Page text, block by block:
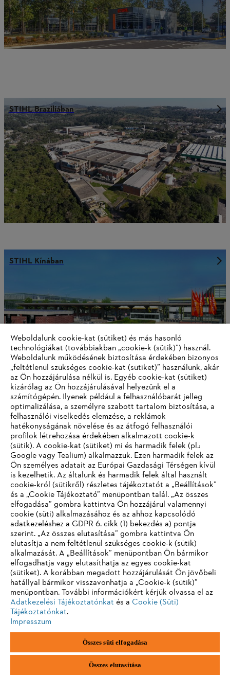
STIHL Brazíliában
STIHL Kínában
STIHL Németországban
Információk a beszállítók számára
Termékek
Kapcsolat
Karrier
Bejelentő rendszer
Adatvédelmi szabályzatCookie információk
ANDREAS STIHL AG & Co. KG ©2023
Weboldalunk cookie-kat (sütiket) és más hasonló
technológiákat (továbbiakban „cookie-k (sütik)”) használ.
Weboldalunk működésének biztosítása érdekében bizonyos
„feltétlenül szükséges cookie-kat (sütiket)” használunk, akár
az Ön hozzájárulása nélkül is. Egyéb cookie-kat (sütiket)
kizárólag az Ön hozzájárulásával helyezünk el a
számítógépén. Ilyenek például a felhasználóbarát jelleg
optimalizálása, a személyre szabott tartalom biztosítása, a
felhasználói viselkedés elemzése, a reklámok
hatékonyságának növelése és az átfogó felhasználói
profilok létrehozása érdekében alkalmazott cookie-k
(sütik). A cookie-kat (sütiket) mi és harmadik felek (pl.:
Google vagy Tealium) alkalmazzuk. Ezen harmadik felek az
Ön személyes adatait az Európai Gazdasági Térségen kívül
is kezelhetik. Az általunk és harmadik felek által használt
cookie-król (sütikről) részletes tájékoztatót a „Beállítások”
és a „Cookie Tájékoztató” menüpontban talál. „Az összes
elfogadása” gombra kattintva Ön hozzájárul valamennyi
cookie (süti) alkalmazásához és az ahhoz kapcsolódó
adatkezeléshez a GDPR 6. cikk (1) bekezdés a) pontja
szerint. „Az összes elutasítása” gombra kattintva Ön
elutasítja a nem feltétlenül szükséges cookie-k (sütik)
alkalmazását. A „Beállítások” menüpontban Ön bármikor
elfogadhatja vagy elutasíthatja az egyes cookie-kat
(sütiket). A korábban megadott hozzájárulását Ön jövőbeli
hatállyal bármikor visszavonhatja a „Cookie-k (sütik)”
menüpontban. További információkért kérjük olvassa el az
Adatkezelési Tájékoztatónkat és a Cookie (Süti)
Tájékoztatónkat.
Impresszum
Összes süti elfogadása
Összes elutasítása